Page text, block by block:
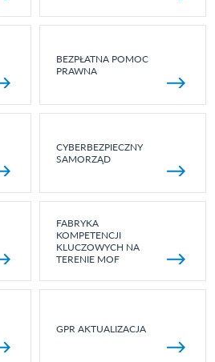
BEZPŁATNA POMOC
PRAWNA
CYBERBEZPIECZNY
SAMORZĄD
FABRYKA
KOMPETENCJI
KLUCZOWYCH NA
TERENIE MOF
GPR AKTUALIZACJA